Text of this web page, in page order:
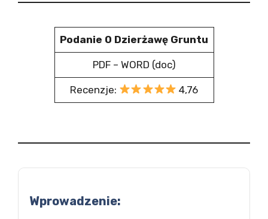
Podanie O Dzierżawę Gruntu
PDF – WORD (doc)
Recenzje: 4,76
Wprowadzenie: